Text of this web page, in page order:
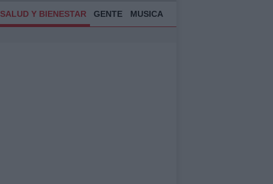
SALUD Y BIENESTAR GENTE MUSICA